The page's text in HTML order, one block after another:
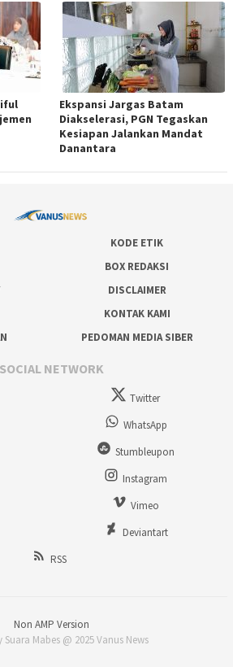
Ekspansi Jargas Batam
Diakselerasi, PGN Tegaskan
Kesiapan Jalankan Mandat
Danantara
KODE ETIK
BOX REDAKSI
DISCLAIMER
KONTAK KAMI
PEDOMAN MEDIA SIBER
SOCIAL NETWORK
Twitter
WhatsApp
Stumbleupon
Instagram
Vimeo
Deviantart
RSS
Non AMP Version
Mabes @ 2025 Vanus News